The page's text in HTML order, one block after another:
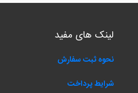
لینک های مفید
نحوه ثبت سفارش
شرایط پرداخت